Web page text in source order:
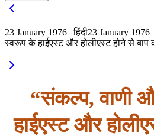
23 January 1976 | हिंदी23 January 1976
स्वरूप के हाईएस्ट और होलीएस्ट होने से बाप
“संकल्प, वाणी
हाईएस्ट और